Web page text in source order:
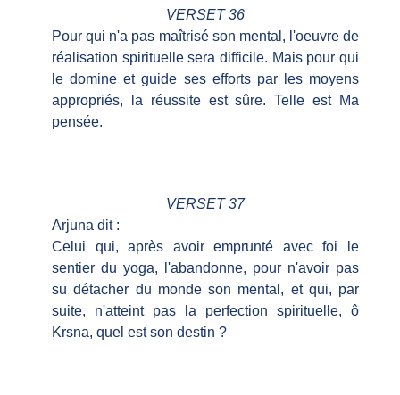
VERSET 36
Pour qui n'a pas maîtrisé son mental, l'oeuvre de
réalisation spirituelle sera difficile. Mais pour qui
le domine et guide ses efforts par les moyens
appropriés, la réussite est sûre. Telle est Ma
pensée.
VERSET 37
Arjuna dit :
Celui qui, après avoir emprunté avec foi le
sentier du yoga, l'abandonne, pour n'avoir pas
su détacher du monde son mental, et qui, par
suite, n'atteint pas la perfection spirituelle, ô
Krsna, quel est son destin ?